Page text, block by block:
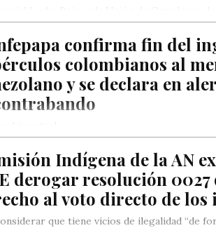
de Perijá (Ugavi) fueron los encargados
ante el Consejo Legislativo del estado
confirma fin del
colombianos al
y se declara en
Indígena de la AN
derogar resolución 0027
al voto directo de los
que tiene vicios de ilegalidad “de